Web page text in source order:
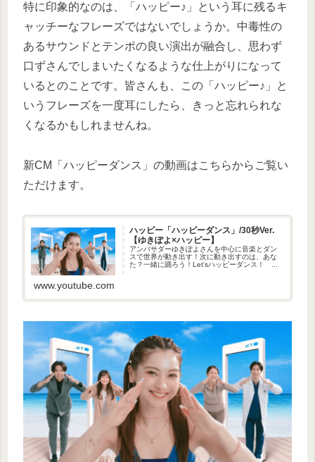
特に印象的なのは、「ハッピー♪」という耳に残るキ
ャッチーなフレーズではないでしょうか。中毒性の
あるサウンドとテンポの良い演出が融合し、思わず
口ずさんでしまいたくなるような仕上がりになって
いるとのことです。皆さんも、この「ハッピー♪」と
いうフレーズを一度耳にしたら、きっと忘れられな
くなるかもしれませんね。
新CM「ハッピーダンス」の動画はこちらからご覧い
ただけます。
ハッピー「ハッピーダンス」/30秒Ver.
【ゆきぽよ×ハッピー】
アンバサダーゆきぽよさんを中心に音楽とダン
スで世界が動き出す！次に動き出すのは、あな
た？一緒に踊ろう！Let'sハッピーダンス！ ...
www.youtube.com